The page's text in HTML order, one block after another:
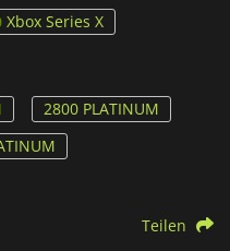
Xbox Series X
2800 PLATINUM
Teilen